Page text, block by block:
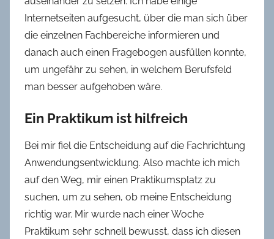
Internetseiten aufgesucht, über die man sich über
die einzelnen Fachbereiche informieren und
danach auch einen Fragebogen ausfüllen konnte,
um ungefähr zu sehen, in welchem Berufsfeld
man besser aufgehoben wäre.
Ein Praktikum ist hilfreich
Bei mir fiel die Entscheidung auf die Fachrichtung
Anwendungsentwicklung. Also machte ich mich
auf den Weg, mir einen Praktikumsplatz zu
suchen, um zu sehen, ob meine Entscheidung
richtig war. Mir wurde nach einer Woche
Praktikum sehr schnell bewusst, dass ich diesen